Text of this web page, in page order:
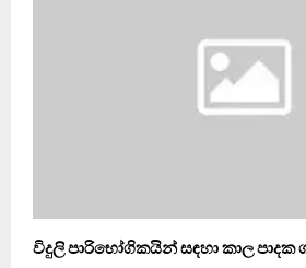
විදුලි පාරිභෝගිකයින් සඳහා කාල පාදක